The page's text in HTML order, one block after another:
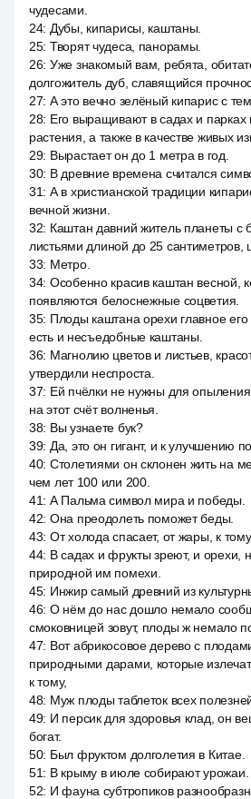
чудесами.
24: Дубы, кипарисы, каштаны.
25: Творят чудеса, панорамы.
26: Уже знакомый вам, ребята,
долгожитель дуб, славящийся
27: А это вечно зелёный кипарис с
28: Его выращивают в садах и парках
растения, а также в качестве живых
29: Вырастает он до 1 метра в год.
30: В древние времена считался
31: А в христианской традиции
вечной жизни.
32: Каштан давний житель планеты
листьями длиной до 25 сантиметров,
33: Метро.
34: Особенно красив каштан весной,
появляются белоснежные соцветия.
35: Плоды каштана орехи главное его
есть и несъедобные каштаны.
36: Магнолию цветов и листьев,
утвердили неспроста.
37: Ей пчёлки не нужны для
на этот счёт волненья.
38: Вы узнаете бук?
39: Да, это он гигант, и к улучшению
40: Столетиями он склонен жить на
чем лет 100 или 200.
41: А Пальма символ мира и победы.
42: Она преодолеть поможет беды.
43: От холода спасает, от жары, к
44: В садах и фрукты зреют, и орехи,
природной им помехи.
45: Инжир самый древний из
46: О нём до нас дошло немало
смоковницей зовут, плоды ж немало
47: Вот абрикосовое дерево с
природными дарами, которые
к тому,
48: Муж плоды таблеток всех
49: И персик для здоровья клад, он
богат.
50: Был фруктом долголетия в Китае.
51: В крыму в июле собирают урожаи.
52: И фауна субтропиков